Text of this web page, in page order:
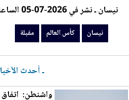
نيسان ـ نشر في 2026-07-05 الساعة 21:24
نيسان كأس العالم مقبلة
ـ أحدث
واشنطن: